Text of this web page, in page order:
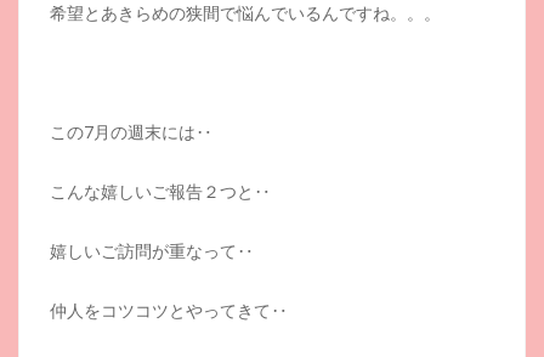
希望とあきらめの狭間で悩んでいるんですね。。。
この7月の週末には‥
こんな嬉しいご報告２つと‥
嬉しいご訪問が重なって‥
仲人をコツコツとやってきて‥